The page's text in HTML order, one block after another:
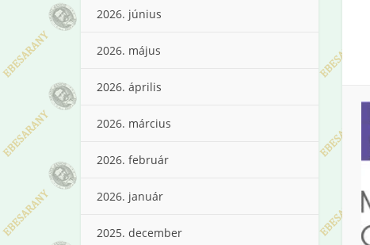
2026. június
2026. május
2026. április
2026. március
2026. február
2026. január
2025. december